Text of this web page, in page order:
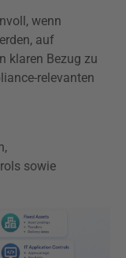
wenn
auf
klaren Bezug zu
relevanten
sowie